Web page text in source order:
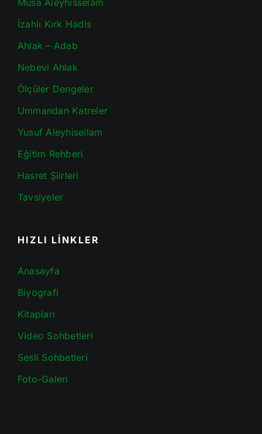
Musa Aleyhisselam
İzahlı Kırk Hadis
Ahlak – Adab
Nebevi Ahlak
Ölçüler Dengeler
Ummandan Katreler
Yusuf Aleyhisellam
Eğitim Rehberi
Hasret Şiirleri
Tavsiyeler
HIZLI LİNKLER
Anasayfa
Biyografi
Kitapları
Video Sohbetleri
Sesli Sohbetleri
Foto-Galeri